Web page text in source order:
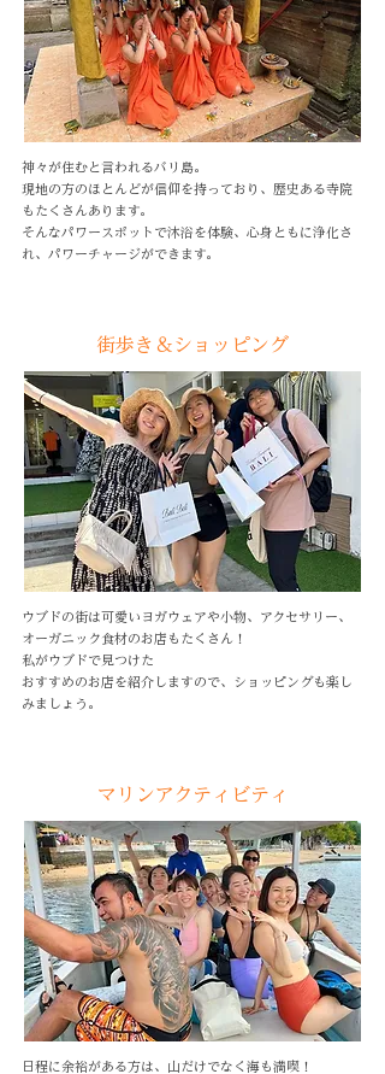
神々が住むと言われるバリ島。
現地の方のほとんどが信仰を持っており、歴史ある寺院
もたくさんあります。
そんなパワースポットで沐浴を体験、心身ともに浄化さ
れ、パワーチャージができます。
街歩き＆ショッピング
ウブドの街は可愛いヨガウェアや小物、アクセサリー、
オーガニック食材のお店もたくさん！
私がウブドで見つけた
おすすめのお店を紹介しますので、ショッピングも楽し
みましょう。
マリンアクティビティ
日程に余裕がある方は、山だけでなく海も満喫！